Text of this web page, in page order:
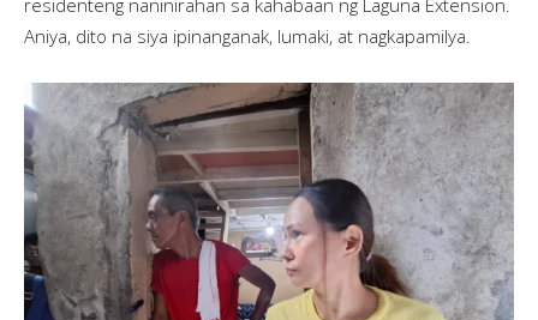
residenteng naninirahan sa kahabaan ng Laguna Extension.
Aniya, dito na siya ipinanganak, lumaki, at nagkapamilya.